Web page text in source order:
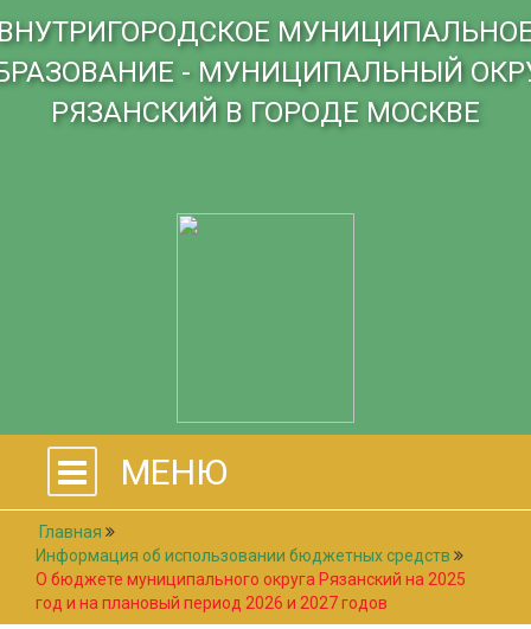
- МУНИЦИПАЛЬНЫЙ
РЯЗАНСКИЙ В ГОРОДЕ МОСКВЕ
МЕНЮ
Главная
Информация об использовании бюджетных средств
О бюджете муниципального округа Рязанский на 2025
год и на плановый период 2026 и 2027 годов